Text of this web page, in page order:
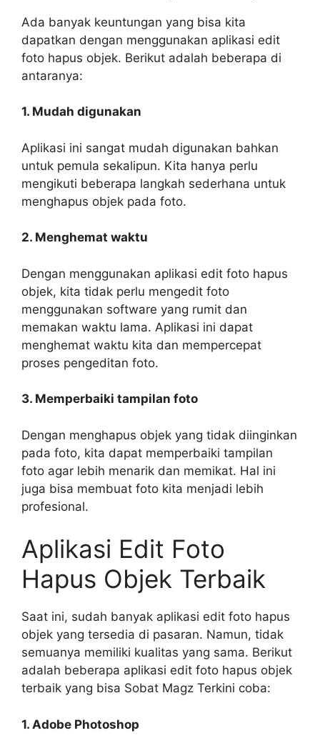
Ada banyak keuntungan yang bisa kita
dapatkan dengan menggunakan aplikasi edit
foto hapus objek. Berikut adalah beberapa di
antaranya:
1. Mudah digunakan
Aplikasi ini sangat mudah digunakan bahkan
untuk pemula sekalipun. Kita hanya perlu
mengikuti beberapa langkah sederhana untuk
menghapus objek pada foto.
2. Menghemat waktu
Dengan menggunakan aplikasi edit foto hapus
objek, kita tidak perlu mengedit foto
menggunakan software yang rumit dan
memakan waktu lama. Aplikasi ini dapat
menghemat waktu kita dan mempercepat
proses pengeditan foto.
3. Memperbaiki tampilan foto
Dengan menghapus objek yang tidak diinginkan
pada foto, kita dapat memperbaiki tampilan
foto agar lebih menarik dan memikat. Hal ini
juga bisa membuat foto kita menjadi lebih
profesional.
Aplikasi Edit Foto
Hapus Objek Terbaik
Saat ini, sudah banyak aplikasi edit foto hapus
objek yang tersedia di pasaran. Namun, tidak
semuanya memiliki kualitas yang sama. Berikut
adalah beberapa aplikasi edit foto hapus objek
terbaik yang bisa Sobat Magz Terkini coba:
1. Adobe Photoshop